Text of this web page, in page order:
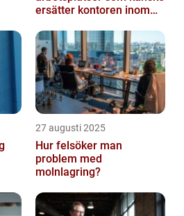
ersätter kontoren inom
27 augusti 2025
Hur felsöker man
problem med
molnlagring?